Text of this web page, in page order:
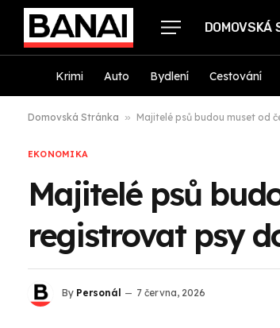
DOMOVSKÁ
Krimi Auto Bydlení Cestování
Domovská Stránka » Majitelé psů budou muset od
EKONOMIKA
Majitelé psů
registrovat psy
By Personál 7 června, 2026